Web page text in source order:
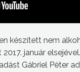
készített nem
január
Gábriel Péter